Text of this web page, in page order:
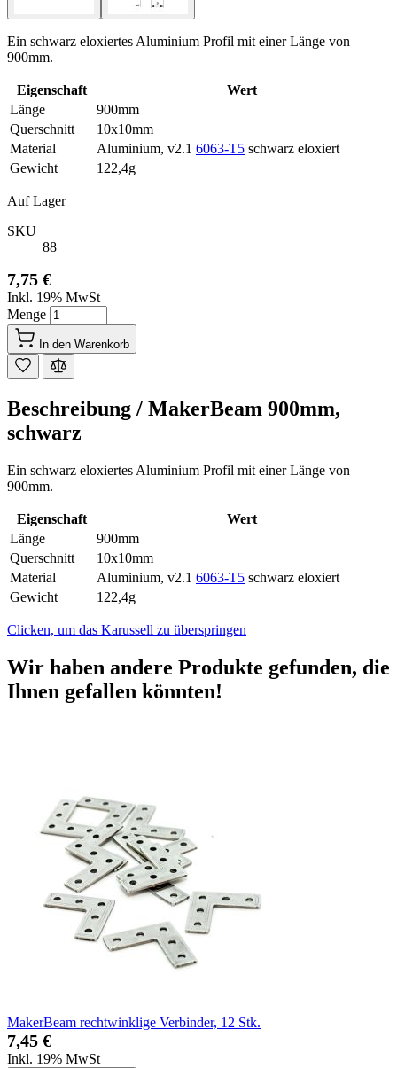
Ein schwarz eloxiertes Aluminium Profil mit einer Länge von
900mm.
Eigenschaft
Wert
Länge
900mm
Querschnitt
10x10mm
Material
Aluminium, v2.1 6063-T5 schwarz eloxiert
Gewicht
122,4g
Auf Lager
SKU
88
7,75 €
Inkl. 19% MwSt
Menge
In den Warenkorb
Beschreibung / MakerBeam 900mm,
schwarz
Ein schwarz eloxiertes Aluminium Profil mit einer Länge von
900mm.
Eigenschaft
Wert
Länge
900mm
Querschnitt
10x10mm
Material
Aluminium, v2.1 6063-T5 schwarz eloxiert
Gewicht
122,4g
Clicken, um das Karussell zu überspringen
Wir haben andere Produkte gefunden, die
Ihnen gefallen könnten!
MakerBeam rechtwinklige Verbinder, 12 Stk.
7,45 €
Inkl. 19% MwSt